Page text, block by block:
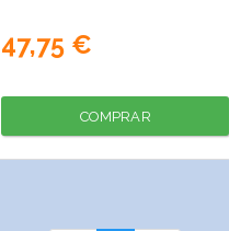
47,75 €
COMPRAR